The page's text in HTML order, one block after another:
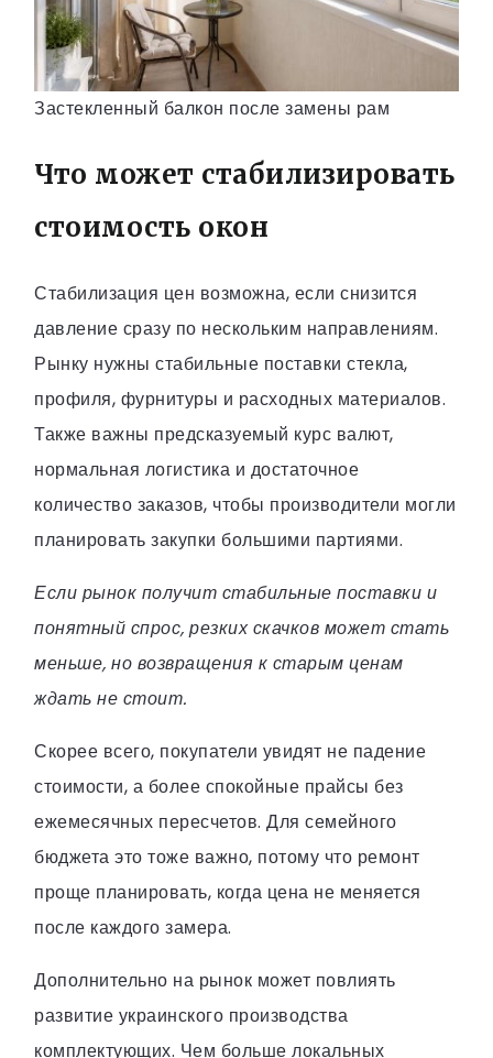
Застекленный балкон после замены рам
Что может стабилизировать
стоимость окон
Стабилизация цен возможна, если снизится
давление сразу по нескольким направлениям.
Рынку нужны стабильные поставки стекла,
профиля, фурнитуры и расходных материалов.
Также важны предсказуемый курс валют,
нормальная логистика и достаточное
количество заказов, чтобы производители могли
планировать закупки большими партиями.
Если рынок получит стабильные поставки и
понятный спрос, резких скачков может стать
меньше, но возвращения к старым ценам
ждать не стоит.
Скорее всего, покупатели увидят не падение
стоимости, а более спокойные прайсы без
ежемесячных пересчетов. Для семейного
бюджета это тоже важно, потому что ремонт
проще планировать, когда цена не меняется
после каждого замера.
Дополнительно на рынок может повлиять
развитие украинского производства
комплектующих. Чем больше локальных